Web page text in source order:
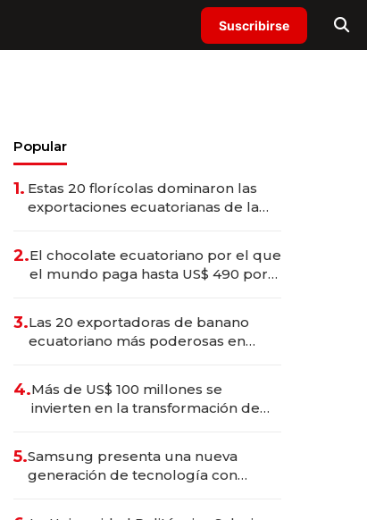
Suscribirse
Popular
1. Estas 20 florícolas dominaron las
exportaciones ecuatorianas de la
2.El chocolate ecuatoriano por el que
el mundo paga hasta US$ 490 por
3.Las 20 exportadoras de banano
ecuatoriano más poderosas en
4.Más de US$ 100 millones se
invierten en la transformación de
5.Samsung presenta una nueva
generación de tecnología con